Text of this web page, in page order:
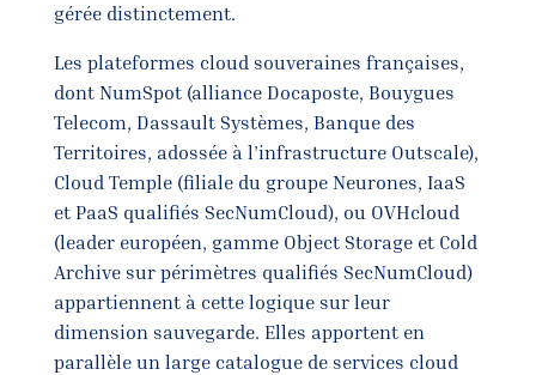
gérée distinctement.
Les plateformes cloud souveraines françaises,
dont NumSpot (alliance Docaposte, Bouygues
Telecom, Dassault Systèmes, Banque des
Territoires, adossée à l’infrastructure Outscale),
Cloud Temple (filiale du groupe Neurones, IaaS
et PaaS qualifiés SecNumCloud), ou OVHcloud
(leader européen, gamme Object Storage et Cold
Archive sur périmètres qualifiés SecNumCloud)
appartiennent à cette logique sur leur
dimension sauvegarde. Elles apportent en
parallèle un large catalogue de services cloud